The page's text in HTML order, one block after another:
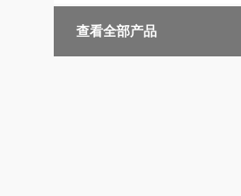
查看全部产品